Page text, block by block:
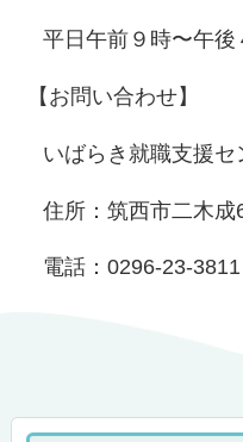
平日午前９時〜午後
【お問い合わせ】
いばらき就職支援セ
住所：筑西市二木成
電話：0296-23-3811